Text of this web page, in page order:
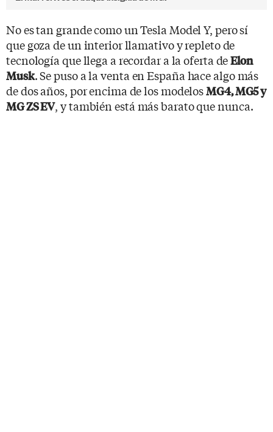
No es tan grande como un Tesla Model Y, pero sí
que goza de un interior llamativo y repleto de
tecnología que llega a recordar a la oferta deElon
Musk. Se puso a la venta en España hace algo más
de dos años, por encima de los modelosMG4, MG5 y
MG ZS EV, y también está más barato que nunca.